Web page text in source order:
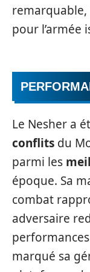
pour l’armée
Le Nesher a
conflits du
parmi les
époque. Sa
combat
adversaire
marqué sa